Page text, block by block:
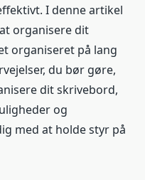
I denne artikel
organisere dit
organiseret på lang
du bør gøre,
dit skrivebord,
og
med at holde styr på